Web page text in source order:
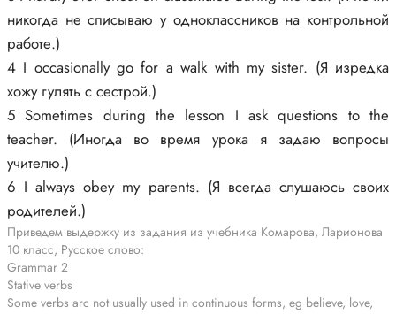
никогда не списываю у одноклассников на контрольной
работе.)
4 I occasionally go for a walk with my sister. (Я изредка
хожу гулять с сестрой.)
5 Sometimes during the lesson I ask questions to the
teacher. (Иногда во время урока я задаю вопросы
учителю.)
6 I always obey my parents. (Я всегда слушаюсь своих
родителей.)
Приведем выдержку из задания из учебника Комарова, Ларионова
10 класс, Русское слово:
Grammar 2
Stative verbs
Some verbs arc not usually used in continuous forms, eg believe, love,